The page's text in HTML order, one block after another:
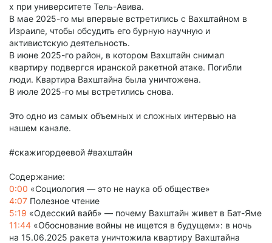
х при университете Тель-Авива.
В мае 2025-го мы впервые встретились с Вахштайном в
Израиле, чтобы обсудить его бурную научную и
активистскую деятельность.
В июне 2025-го район, в котором Вахштайн снимал
квартиру подвергся иранской ракетной атаке. Погибли
люди. Квартира Вахштайна была уничтожена.
В июле 2025-го мы встретились снова.
Это одно из самых объемных и сложных интервью на
нашем канале.
#скажигордеевой #вахштайн
Содержание:
0:00 «Социология — это не наука об обществе»
4:07 Полезное чтение
5:19 «Одесский вайб» — почему Вахштайн живет в Бат-Яме
11:44 «Обоснование войны не ищется в будущем»: в ночь
на 15.06.2025 ракета уничтожила квартиру Вахштайна